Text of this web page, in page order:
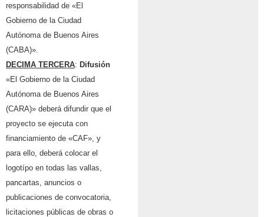
responsabilidad de «El
Gobierno de la Ciudad
Autónoma de Buenos Aires
(CABA)».
DECIMA TERCERA: Difusión
«El Gobierno de la Ciudad
Autónoma de Buenos Aires
(CARA)» deberá difundir que el
proyecto se ejecuta con
financiamiento de «CAF», y
para ello, deberá colocar el
logotípo en todas las vallas,
pancartas, anuncios o
publicaciones de convocatoria,
licitaciones públicas de obras o